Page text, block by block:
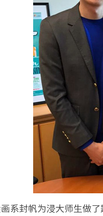
系封帆为浸大师生做